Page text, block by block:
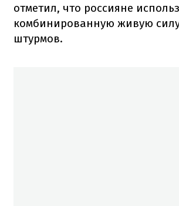
отметил, что россияне
комбинированную живую
штурмов.